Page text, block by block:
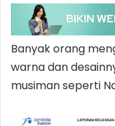
Banyak orang
warna dan
musiman seperti